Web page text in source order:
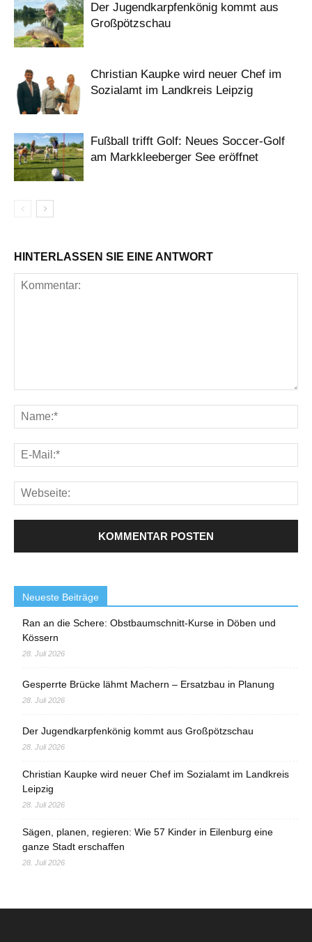
Der Jugendkarpfenkönig kommt aus
Großpötzschau
Christian Kaupke wird neuer Chef im
Sozialamt im Landkreis Leipzig
Fußball trifft Golf: Neues Soccer-Golf
am Markkleeberger See eröffnet
HINTERLASSEN SIE EINE ANTWORT
Neueste Beiträge
Ran an die Schere: Obstbaumschnitt-Kurse in Döben und
Kössern
28. Juli 2026
Gesperrte Brücke lähmt Machern – Ersatzbau in Planung
28. Juli 2026
Der Jugendkarpfenkönig kommt aus Großpötzschau
28. Juli 2026
Christian Kaupke wird neuer Chef im Sozialamt im Landkreis
Leipzig
28. Juli 2026
Sägen, planen, regieren: Wie 57 Kinder in Eilenburg eine
ganze Stadt erschaffen
28. Juli 2026